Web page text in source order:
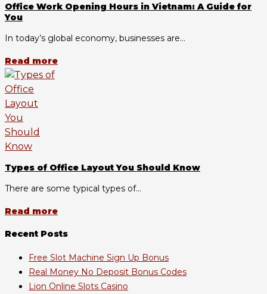
Office Work Opening Hours in Vietnam: A Guide for
You
In today’s global economy, businesses are...
Read more
Types of Office Layout You Should Know
There are some typical types of...
Read more
Recent Posts
Free Slot Machine Sign Up Bonus
Real Money No Deposit Bonus Codes
Lion Online Slots Casino